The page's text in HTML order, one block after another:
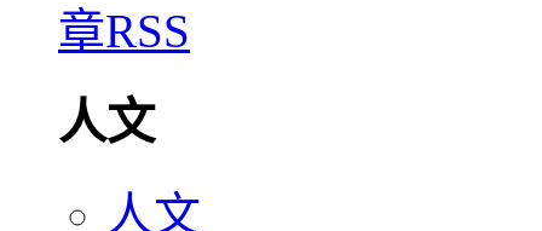
人文
人文